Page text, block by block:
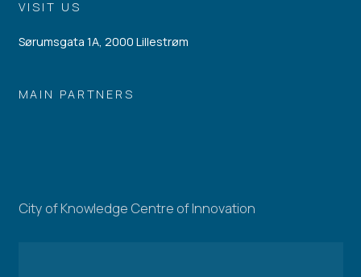
VISIT US
Sørumsgata 1A, 2000 Lillestrøm
MAIN PARTNERS
City of Knowledge Centre of Innovation